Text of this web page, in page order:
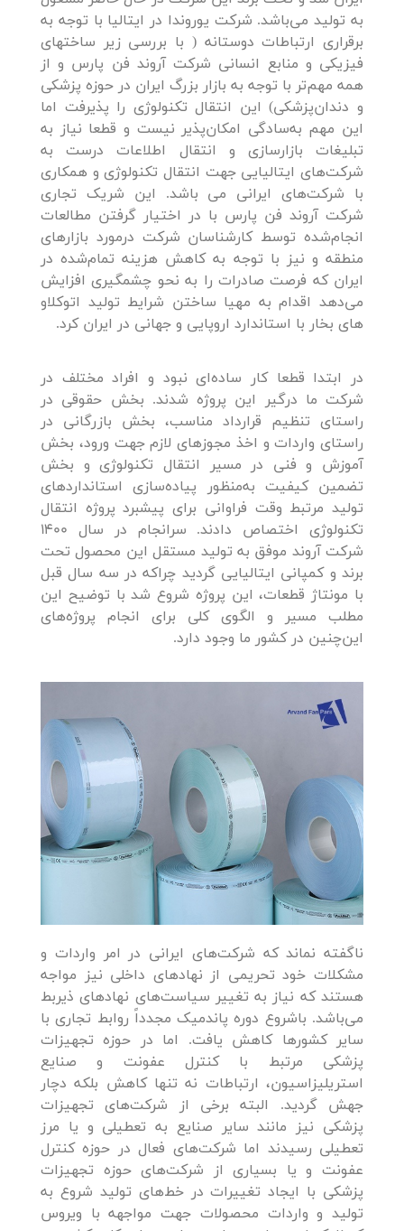
به تولید می‌باشد. شرکت یوروندا در ایتالیا با توجه به
برقراری ارتباطات دوستانه ( با بررسی زیر ساختهای
فیزیکی و منابع انسانی شرکت آروند فن پارس و از
همه مهم‌تر با توجه به بازار بزرگ ایران در حوزه پزشکی
و دندان‌پزشکی) این انتقال تکنولوژی را پذیرفت اما
این مهم به‌سادگی امکان‌پذیر نیست و قطعا نیاز به
تبلیغات بازارسازی و انتقال اطلاعات درست به
شرکت‌های ایتالیایی جهت انتقال تکنولوژی و همکاری
با شرکت‌های ایرانی می باشد. این شریک تجاری
شرکت آروند فن پارس با در اختیار گرفتن مطالعات
انجام‌شده توسط کارشناسان شرکت درمورد بازارهای
منطقه و نیز با توجه به کاهش هزینه تمام‌شده در
ایران که فرصت صادرات را به‌ نحو چشمگیری افزایش
می‌دهد اقدام به مهیا ساختن شرایط تولید اتوکلاو
های بخار با استاندارد اروپایی و جهانی در ایران کرد.
در ابتدا قطعا کار ساده‌ای نبود و افراد مختلف در
شرکت ما درگیر این پروژه شدند. بخش حقوقی در
راستای تنظیم قرارداد مناسب، بخش بازرگانی در
راستای واردات و اخذ مجوزهای لازم جهت ورود، بخش
آموزش و فنی در مسیر انتقال تکنولوژی و بخش
تضمین کیفیت به‌منظور پیاده‌سازی استانداردهای
تولید مرتبط وقت فراوانی برای پیشبرد پروژه انتقال
تکنولوژی اختصاص دادند. سرانجام در سال 1400
شرکت آروند موفق به تولید مستقل این محصول تحت
برند و کمپانی ایتالیایی گردید چراکه در سه سال قبل
با مونتاژ قطعات، این پروژه شروع شد با توضیح این
مطلب مسیر و الگوی کلی برای انجام پروژه‌های
این‌چنین در کشور ما وجود دارد.
ناگفته نماند که شرکت‌های ایرانی در امر واردات و
مشکلات خود تحریمی از نهادهای داخلی نیز مواجه
هستند که نیاز به تغییر سیاست‌های نهادهای ذیربط
می‌باشد. باشروع دوره پاندمیک مجدداً روابط تجاری با
سایر کشورها کاهش یافت. اما در حوزه تجهیزات
پزشکی مرتبط با کنترل عفونت و صنایع
استریلیزاسیون، ارتباطات نه‌ تنها کاهش بلکه دچار
جهش گردید. البته برخی از شرکت‌های تجهیزات
پزشکی نیز مانند سایر صنایع به تعطیلی و یا مرز
تعطیلی رسیدند اما شرکت‌های فعال در حوزه کنترل
عفونت و یا بسیاری از شرکت‌های حوزه تجهیزات
پزشکی با ایجاد تغییرات در خط‌های تولید شروع به
تولید و واردات محصولات جهت مواجهه با ویروس